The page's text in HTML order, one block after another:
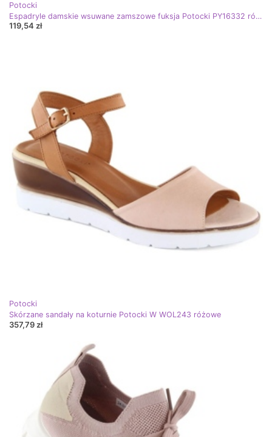
Potocki
Espadryle damskie wsuwane zamszowe fuksja Potocki PY16332 różowe
119,54 zł
Potocki
Skórzane sandały na koturnie Potocki W WOL243 różowe
357,79 zł